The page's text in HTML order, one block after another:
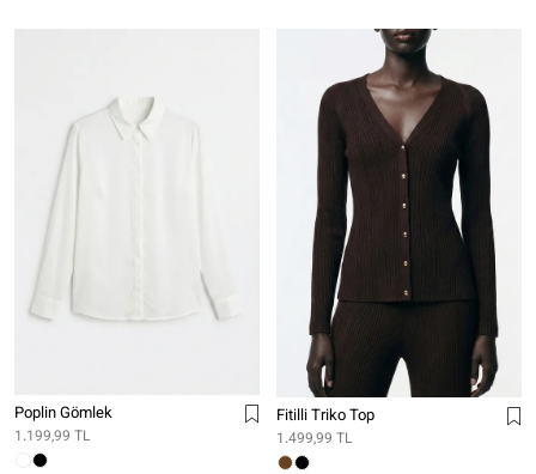
Poplin Gömlek
1.199,99 TL
Fitilli Triko Top
1.499,99 TL